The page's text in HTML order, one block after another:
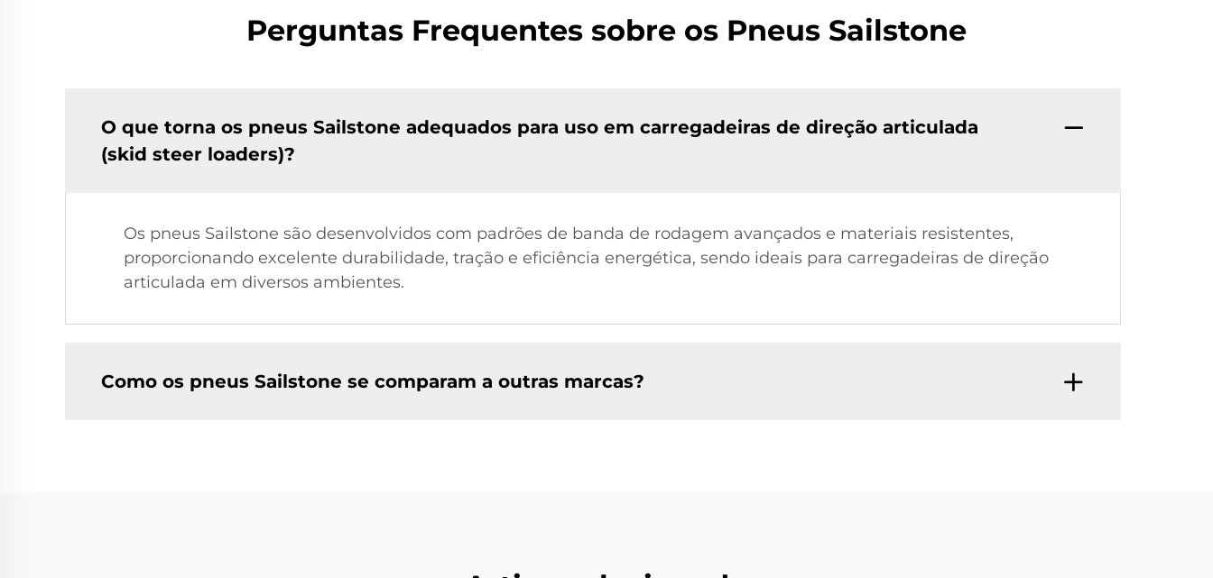
Perguntas Frequentes sobre os Pneus Sailstone
O que torna os pneus Sailstone adequados para uso em carregadeiras de direção articulada
(skid steer loaders)?
Os pneus Sailstone são desenvolvidos com padrões de banda de rodagem avançados e materiais resistentes,
proporcionando excelente durabilidade, tração e eficiência energética, sendo ideais para carregadeiras de direção
articulada em diversos ambientes.
Como os pneus Sailstone se comparam a outras marcas?